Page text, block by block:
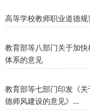
高等学校教师职业道德规
教育部等八部门关于加
体系的意见
教育部等七部门印发《
德师风建设的意见》...